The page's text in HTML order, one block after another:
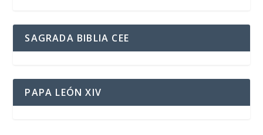
SAGRADA BIBLIA CEE
PAPA LEÓN XIV